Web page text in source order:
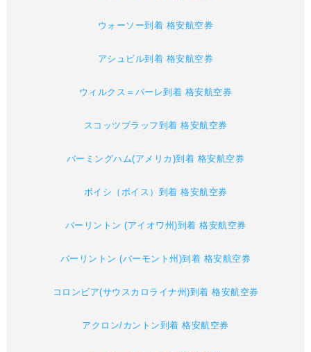
ウォーソー到着 格安航空券
アシュビル到着 格安航空券
ウィルクス＝バーレ到着 格安航空券
スコッツブラッフ到着 格安航空券
バーミングハム(アメリカ)到着 格安航空券
ボイシ（ボイス）到着 格安航空券
バーリントン (アイオワ州)到着 格安航空券
バーリントン (バーモント州)到着 格安航空券
コロンビア(サウスカロライナ州)到着 格安航空券
アクロン/カントン到着 格安航空券